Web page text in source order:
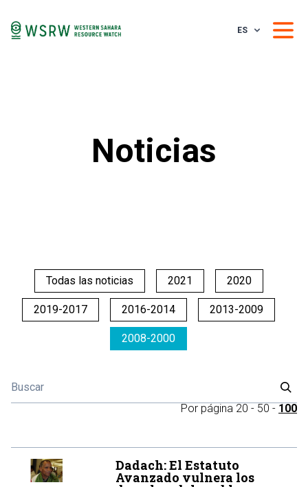
ES
Noticias
Todas las noticias 2021 2020
2019-2017 2016-2014 2013-2009
2008-2000
Por página 20 - 50 - 100
Dadach: El Estatuto
Avanzado vulnera los